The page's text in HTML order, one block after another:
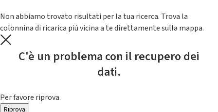
Non abbiamo trovato risultati per la tua ricerca. Trova la
colonnina di ricarica piú vicina a te direttamente sulla mappa.
C'è un problema con il recupero dei
dati.
Per favore riprova.
Riprova